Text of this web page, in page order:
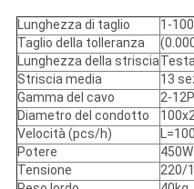
Lunghezza di taglio
1-
Taglio della tolleranza
Lunghezza della striscia
Striscia media
13
Gamma del cavo
2-12P
Diametro del condotto
Velocità (pcs/h)
Potere
450W
Tensione
220/